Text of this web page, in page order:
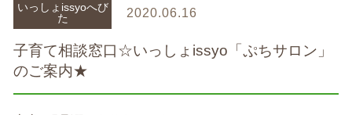
いっしょissyoへび
た
2020.06.16
子育て相談窓口☆いっしょissyo「ぷちサロン」
のご案内★